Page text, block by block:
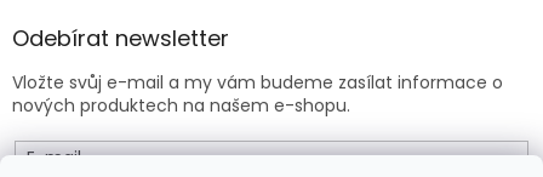
Odebírat newsletter
Vložte svůj e-mail a my vám budeme zasílat informace o
nových produktech na našem e-shopu.
E-mail